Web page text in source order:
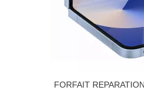
FORFAIT